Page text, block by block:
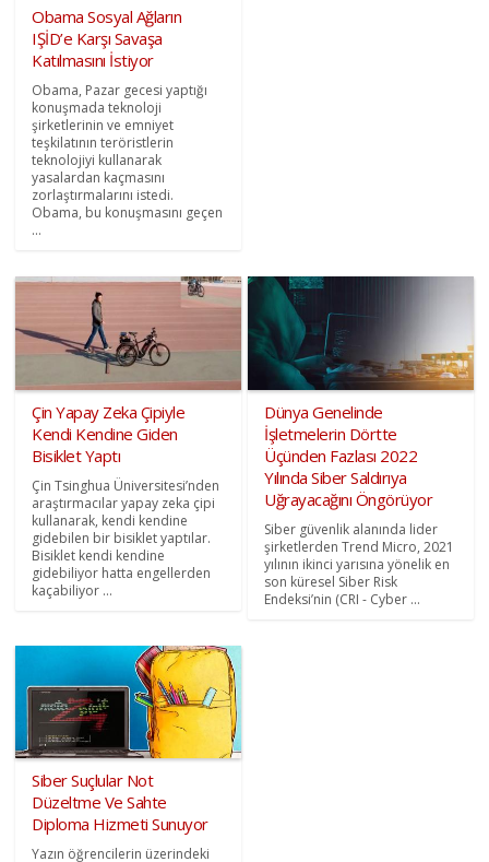
Obama Sosyal Ağların
IŞİD’e Karşı Savaşa
Katılmasını İstiyor
Obama, Pazar gecesi yaptığı
konuşmada teknoloji
şirketlerinin ve emniyet
teşkilatının teröristlerin
teknolojiyi kullanarak
yasalardan kaçmasını
zorlaştırmalarını istedi.
Obama, bu konuşmasını geçen
...
Çin Yapay Zeka Çipiyle
Kendi Kendine Giden
Bisiklet Yaptı
Çin Tsinghua Üniversitesi’nden
araştırmacılar yapay zeka çipi
kullanarak, kendi kendine
gidebilen bir bisiklet yaptılar.
Bisiklet kendi kendine
gidebiliyor hatta engellerden
kaçabiliyor ...
Dünya Genelinde
İşletmelerin Dörtte
Üçünden Fazlası 2022
Yılında Siber Saldırıya
Uğrayacağını Öngörüyor
Siber güvenlik alanında lider
şirketlerden Trend Micro, 2021
yılının ikinci yarısına yönelik en
son küresel Siber Risk
Endeksi’nin (CRI - Cyber ...
Siber Suçlular Not
Düzeltme Ve Sahte
Diploma Hizmeti Sunuyor
Yazın öğrencilerin üzerindeki